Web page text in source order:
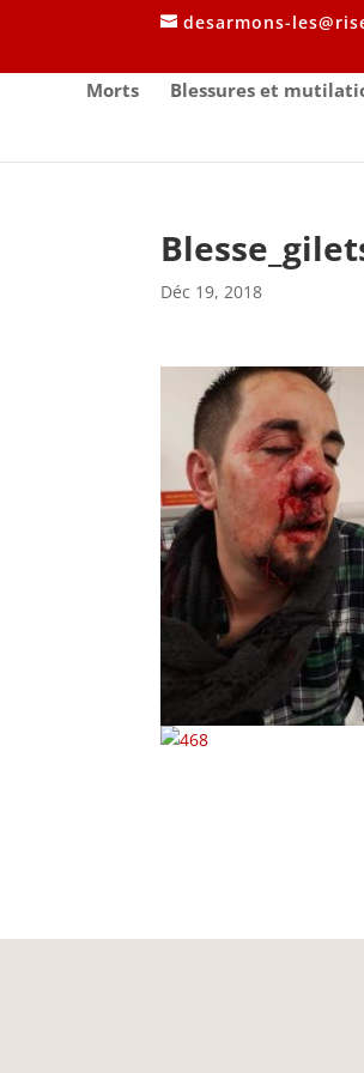
desarmons-
Morts Blessures et
Déc 19, 2018